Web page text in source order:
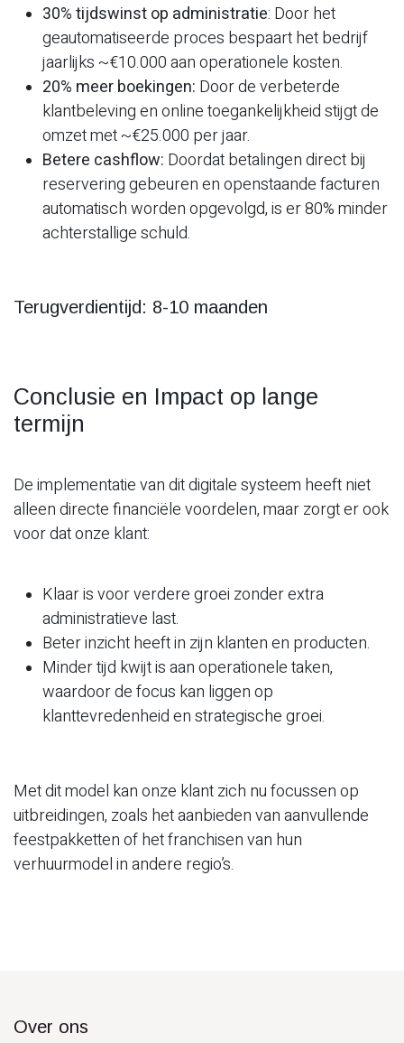
30% tijdswinst op administratie: Door het
geautomatiseerde proces bespaart het bedrijf
jaarlijks ~€10.000 aan operationele kosten.
20% meer boekingen: Door de verbeterde
klantbeleving en online toegankelijkheid stijgt de
omzet met ~€25.000 per jaar.
Betere cashflow: Doordat betalingen direct bij
reservering gebeuren en openstaande facturen
automatisch worden opgevolgd, is er 80% minder
achterstallige schuld.
Terugverdientijd: 8-10 maanden
Conclusie en Impact op lange
termijn
De implementatie van dit digitale systeem heeft niet
alleen directe financiële voordelen, maar zorgt er ook
voor dat onze klant:
Klaar is voor verdere groei zonder extra
administratieve last.
Beter inzicht heeft in zijn klanten en producten.
Minder tijd kwijt is aan operationele taken,
waardoor de focus kan liggen op
klanttevredenheid en strategische groei.
Met dit model kan onze klant zich nu focussen op
uitbreidingen, zoals het aanbieden van aanvullende
feestpakketten of het franchisen van hun
verhuurmodel in andere regio’s.
Over ons